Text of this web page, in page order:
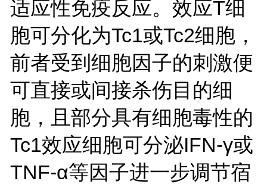
适应性免疫反应。效应T细
胞可分化为Tc1或Tc2细胞，
前者受到细胞因子的刺激便
可直接或间接杀伤目的细
胞，且部分具有细胞毒性的
Tc1效应细胞可分泌IFN-γ或
TNF-α等因子进一步调节宿